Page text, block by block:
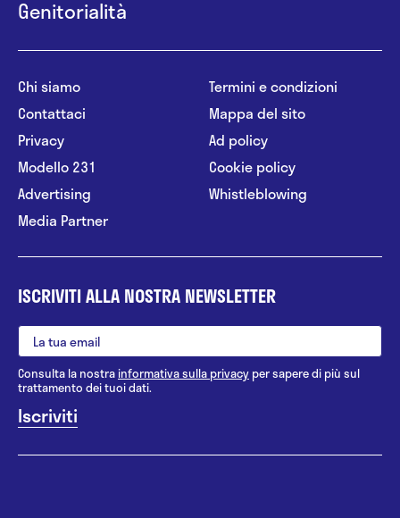
Genitorialità
Chi siamo
Contattaci
Privacy
Modello 231
Advertising
Media Partner
Termini e condizioni
Mappa del sito
Ad policy
Cookie policy
Whistleblowing
ISCRIVITI ALLA NOSTRA NEWSLETTER
Consulta la nostrainformativa sulla privacy per sapere di più sul
trattamento dei tuoi dati.